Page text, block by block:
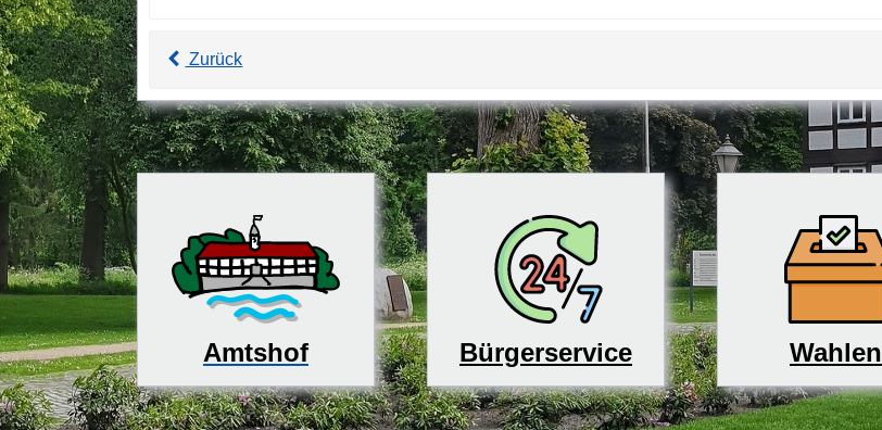
Zurück
Amtshof Bürgerservice Wahlen